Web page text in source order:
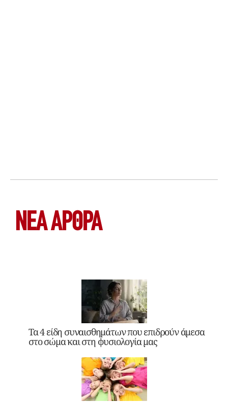
ΝΕΑ ΆΡΘΡΑ
Τα 4 είδη συναισθημάτων που επιδρούν άμεσα
στο σώμα και στη φυσιολογία μας